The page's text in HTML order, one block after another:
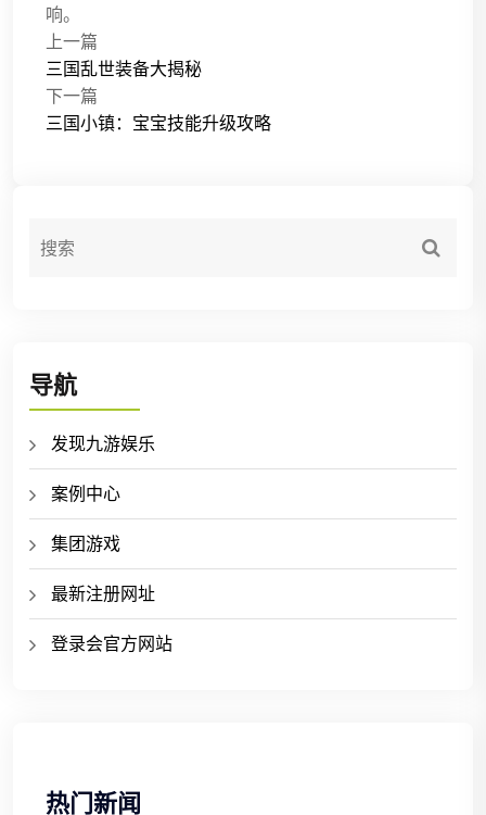
响。
上一篇
三国乱世装备大揭秘
下一篇
三国小镇：宝宝技能升级攻略
导航
发现九游娱乐
案例中心
集团游戏
最新注册网址
登录会官方网站
热门新闻